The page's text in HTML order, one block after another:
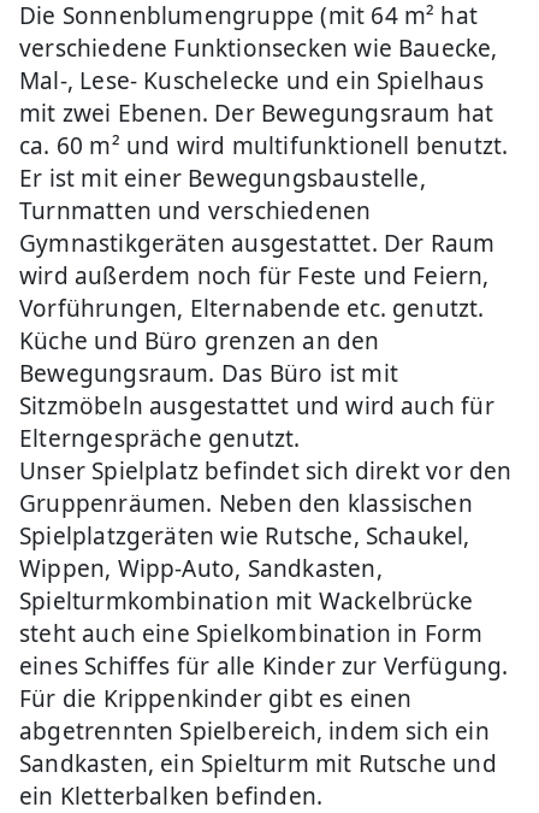
Die Sonnenblumengruppe (mit 64 m² hat
verschiedene Funktionsecken wie Bauecke,
Mal-, Lese- Kuschelecke und ein Spielhaus
mit zwei Ebenen. Der Bewegungsraum hat
ca. 60 m² und wird multifunktionell benutzt.
Er ist mit einer Bewegungsbaustelle,
Turnmatten und verschiedenen
Gymnastikgeräten ausgestattet. Der Raum
wird außerdem noch für Feste und Feiern,
Vorführungen, Elternabende etc. genutzt.
Küche und Büro grenzen an den
Bewegungsraum. Das Büro ist mit
Sitzmöbeln ausgestattet und wird auch für
Elterngespräche genutzt.
Unser Spielplatz befindet sich direkt vor den
Gruppenräumen. Neben den klassischen
Spielplatzgeräten wie Rutsche, Schaukel,
Wippen, Wipp-Auto, Sandkasten,
Spielturmkombination mit Wackelbrücke
steht auch eine Spielkombination in Form
eines Schiffes für alle Kinder zur Verfügung.
Für die Krippenkinder gibt es einen
abgetrennten Spielbereich, indem sich ein
Sandkasten, ein Spielturm mit Rutsche und
ein Kletterbalken befinden.